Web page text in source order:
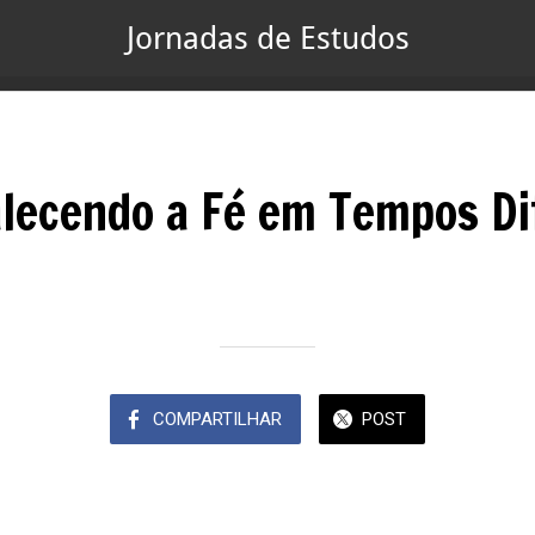
Jornadas de Estudos
a Fé em Tempos
COMPARTILHAR POST